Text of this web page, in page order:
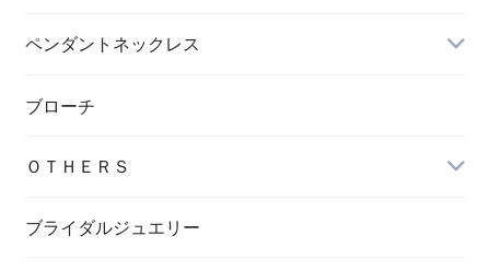
ペンダントネックレス
ブローチ
ＯＴＨＥＲＳ
ブライダルジュエリー